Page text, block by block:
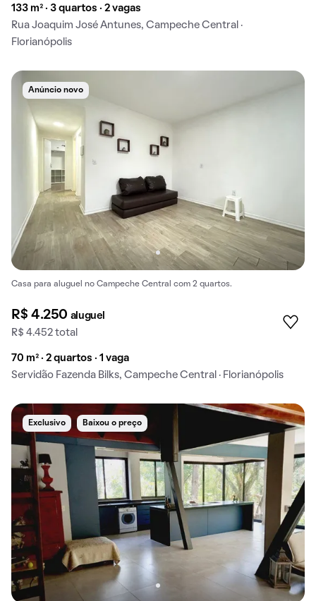
133 m² · 3 quartos · 2 vagas
Rua Joaquim José Antunes, Campeche Central ·
Florianópolis
Anúncio novo
Casa para aluguel no Campeche Central com 2 quartos.
R$ 4.250 aluguel
R$ 4.452 total
70 m² · 2 quartos · 1 vaga
Servidão Fazenda Bilks, Campeche Central · Florianópolis
Exclusivo Baixou o preço